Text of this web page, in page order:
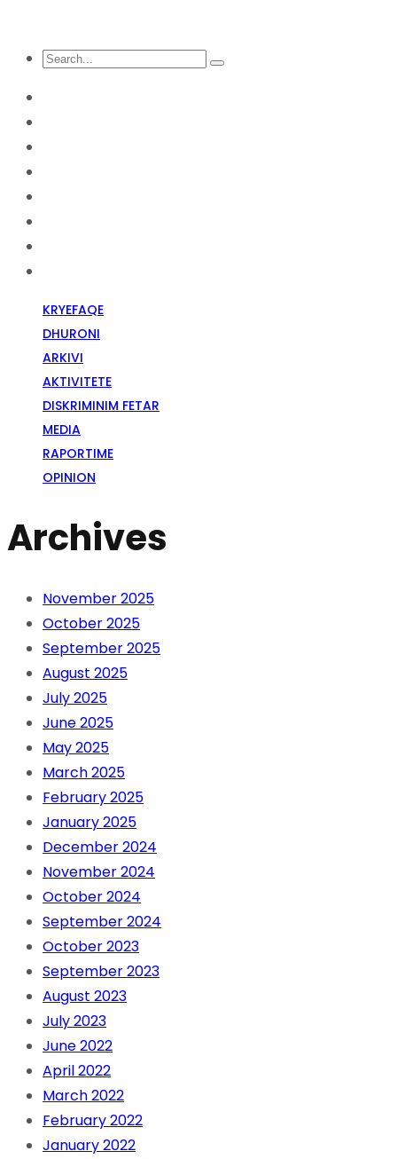
KRYEFAQE
DHURONI
ARKIVI
AKTIVITETE
DISKRIMINIM FETAR
MEDIA
RAPORTIME
OPINION
Archives
November 2025
October 2025
September 2025
August 2025
July 2025
June 2025
May 2025
March 2025
February 2025
January 2025
December 2024
November 2024
October 2024
September 2024
October 2023
September 2023
August 2023
July 2023
June 2022
April 2022
March 2022
February 2022
January 2022